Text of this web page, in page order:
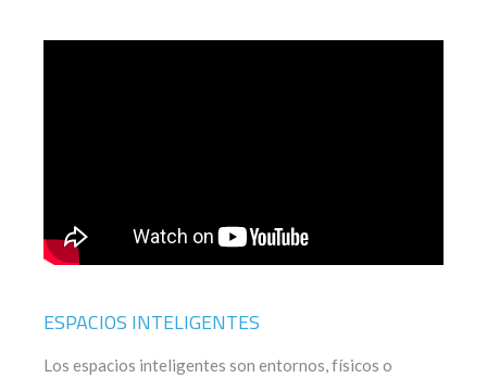
ESPACIOS INTELIGENTES
Los espacios inteligentes son entornos, físicos o